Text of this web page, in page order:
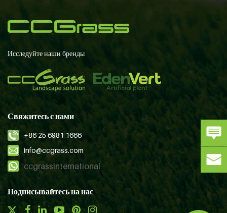
Исследуйте наши бренды
Свяжитесь с нами
+86 25 6981 1666
info@ccgrass.com
ccgrassinternational
Подписывайтесь на нас